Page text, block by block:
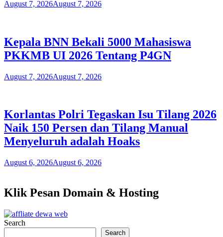
August 7, 2026August 7, 2026
Kepala BNN Bekali 5000 Mahasiswa
PKKMB UI 2026 Tentang P4GN
August 7, 2026August 7, 2026
Korlantas Polri Tegaskan Isu Tilang 2026
Naik 150 Persen dan Tilang Manual
Menyeluruh adalah Hoaks
August 6, 2026August 6, 2026
Klik Pesan Domain & Hosting
Search
Search